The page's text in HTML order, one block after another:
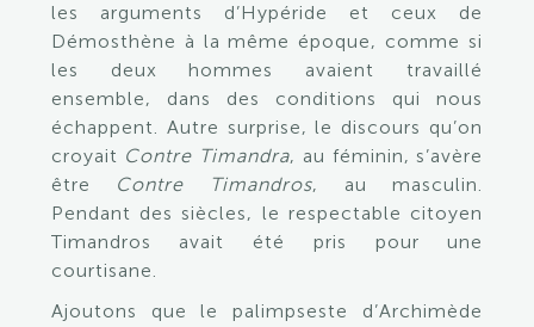
les arguments d’Hypéride et ceux de
Démosthène à la même époque, comme si
les deux hommes avaient travaillé
ensemble, dans des conditions qui nous
échappent. Autre surprise, le discours qu’on
croyait Contre Timandra, au féminin, s’avère
être Contre Timandros, au masculin.
Pendant des siècles, le respectable citoyen
Timandros avait été pris pour une
courtisane.
Ajoutons que le palimpseste d’Archimède